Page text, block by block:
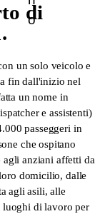
di
un solo veicolo e
fin dall'inizio nel
un nome in
e assistenti)
passeggeri in
che ospitano
anziani affetti da
domicilio, dalle
agli asili, alle
luoghi di lavoro per